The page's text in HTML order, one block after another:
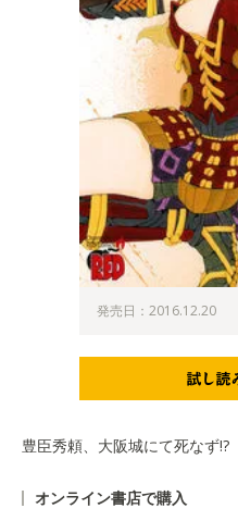
発売日：2016.12.20
豊臣秀頼、大阪城にて死なず
オンライン書店で購入